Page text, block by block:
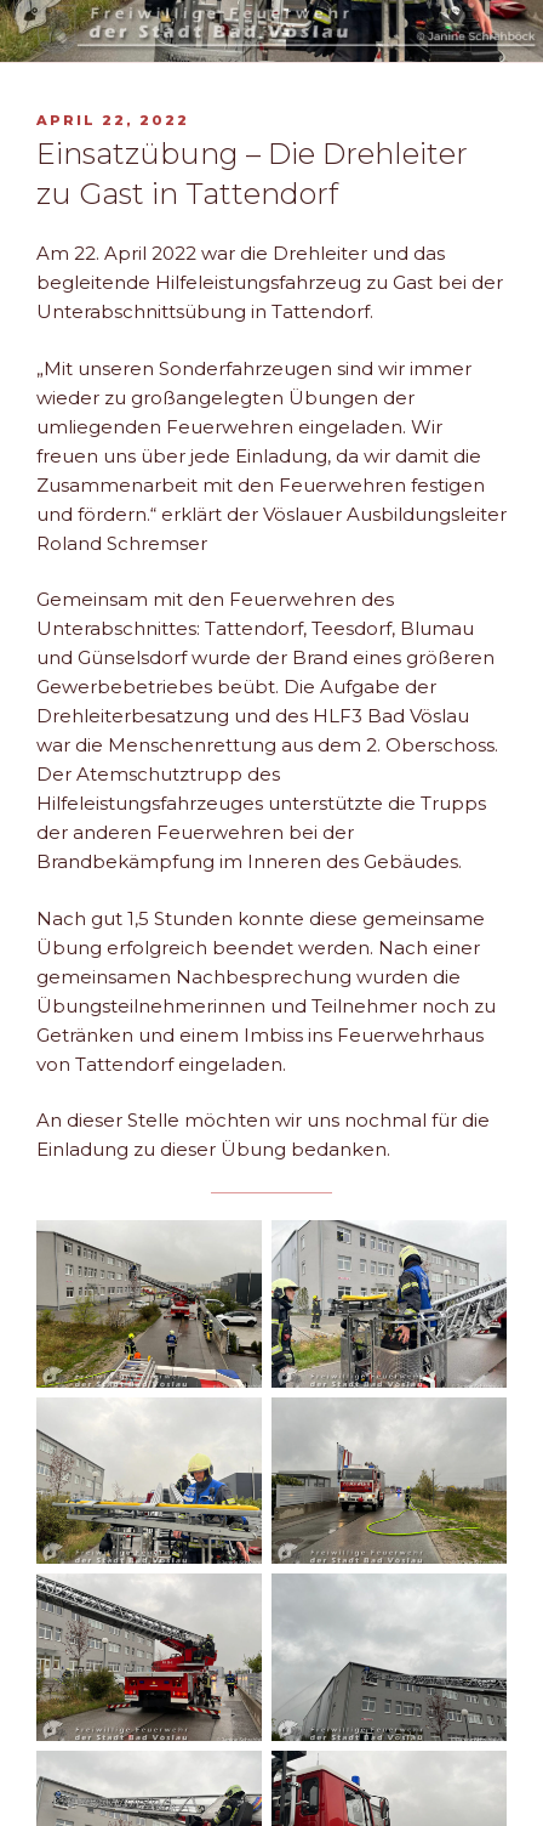
VERÖFFENTLICHT
AM
APRIL 22, 2022
Einsatzübung – Die Drehleiter
zu Gast in Tattendorf
Am 22. April 2022 war die Drehleiter und das
begleitende Hilfeleistungsfahrzeug zu Gast bei der
Unterabschnittsübung in Tattendorf.
„Mit unseren Sonderfahrzeugen sind wir immer
wieder zu großangelegten Übungen der
umliegenden Feuerwehren eingeladen. Wir
freuen uns über jede Einladung, da wir damit die
Zusammenarbeit mit den Feuerwehren festigen
und fördern.“ erklärt der Vöslauer Ausbildungsleiter
Roland Schremser
Gemeinsam mit den Feuerwehren des
Unterabschnittes: Tattendorf, Teesdorf, Blumau
und Günselsdorf wurde der Brand eines größeren
Gewerbebetriebes beübt. Die Aufgabe der
Drehleiterbesatzung und des HLF3 Bad Vöslau
war die Menschenrettung aus dem 2. Oberschoss.
Der Atemschutztrupp des
Hilfeleistungsfahrzeuges unterstützte die Trupps
der anderen Feuerwehren bei der
Brandbekämpfung im Inneren des Gebäudes.
Nach gut 1,5 Stunden konnte diese gemeinsame
Übung erfolgreich beendet werden. Nach einer
gemeinsamen Nachbesprechung wurden die
Übungsteilnehmerinnen und Teilnehmer noch zu
Getränken und einem Imbiss ins Feuerwehrhaus
von Tattendorf eingeladen.
An dieser Stelle möchten wir uns nochmal für die
Einladung zu dieser Übung bedanken.